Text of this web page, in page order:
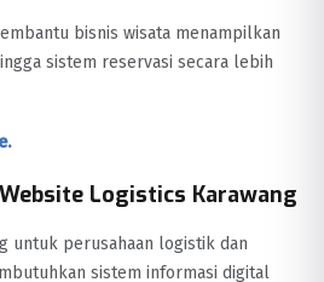
bisnis wisata menampilkan
sistem reservasi secara lebih
Logistics Karawang
untuk perusahaan logistik dan
sistem informasi digital